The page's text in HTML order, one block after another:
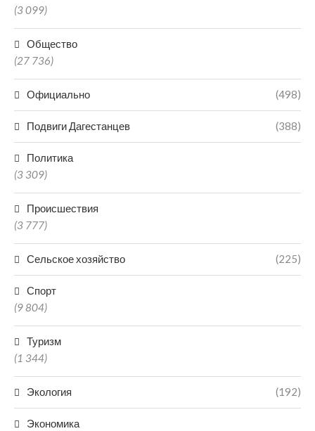
(3 099)
Общество
(27 736)
Официально (498)
Подвиги Дагестанцев (388)
Политика
(3 309)
Происшествия
(3 777)
Сельское хозяйство (225)
Спорт
(9 804)
Туризм
(1 344)
Экология (192)
Экономика